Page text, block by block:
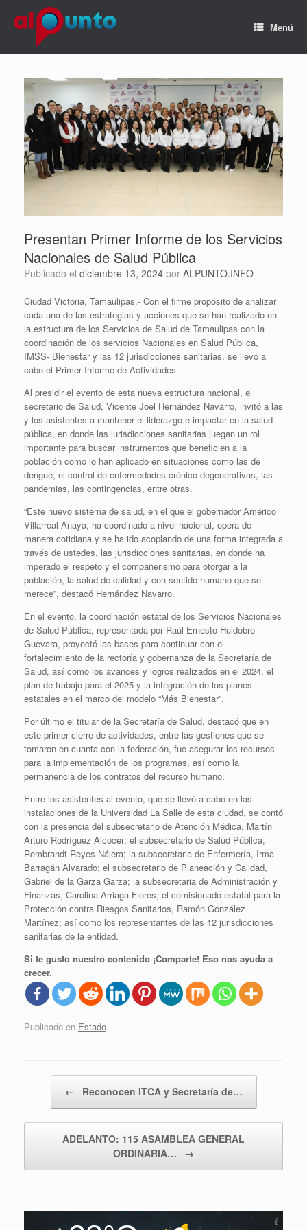
Menú
Presentan Primer Informe de los Servicios
Nacionales de Salud Pública
Publicado el diciembre 13, 2024 por ALPUNTO.INFO
Ciudad Victoria, Tamaulipas.- Con el firme propósito de analizar
cada una de las estrategias y acciones que se han realizado en
la estructura de los Servicios de Salud de Tamaulipas con la
coordinación de los servicios Nacionales en Salud Pública,
IMSS- Bienestar y las 12 jurisdicciones sanitarias, se llevó a
cabo el Primer Informe de Actividades.
Al presidir el evento de esta nueva estructura nacional, el
secretario de Salud, Vicente Joel Hernández Navarro, invitó a las
y los asistentes a mantener el liderazgo e impactar en la salud
pública, en donde las jurisdicciones sanitarias juegan un rol
importante para buscar instrumentos que beneficien a la
población como lo han aplicado en situaciones como las de
dengue, el control de enfermedades crónico degenerativas, las
pandemias, las contingencias, entre otras.
“Este nuevo sistema de salud, en el que el gobernador Américo
Villarreal Anaya, ha coordinado a nivel nacional, opera de
manera cotidiana y se ha ido acoplando de una forma integrada a
través de ustedes, las jurisdicciones sanitarias, en donde ha
imperado el respeto y el compañerismo para otorgar a la
población, la salud de calidad y con sentido humano que se
merece”, destacó Hernández Navarro.
En el evento, la coordinación estatal de los Servicios Nacionales
de Salud Pública, representada por Raúl Ernesto Huidobro
Guevara, proyectó las bases para continuar con el
fortalecimiento de la rectoría y gobernanza de la Secretaría de
Salud, así como los avances y logros realizados en el 2024, el
plan de trabajo para el 2025 y la integración de los planes
estatales en el marco del modelo “Más Bienestar”.
Por último el titular de la Secretaría de Salud, destacó que en
este primer cierre de actividades, entre las gestiones que se
tomaron en cuanta con la federación, fue asegurar los recursos
para la implementación de los programas, así como la
permanencia de los contratos del recurso humano.
Entre los asistentes al evento, que se llevó a cabo en las
instalaciones de la Universidad La Salle de esta ciudad, se contó
con la presencia del subsecretario de Atención Médica, Martín
Arturo Rodríguez Alcocer; el subsecretario de Salud Pública,
Rembrandt Reyes Nájera; la subsecretaria de Enfermería, Irma
Barragán Alvarado; el subsecretario de Planeación y Calidad,
Gabriel de la Garza Garza; la subsecretaria de Administración y
Finanzas, Carolina Arriaga Flores; el comisionado estatal para la
Protección contra Riesgos Sanitarios, Ramón González
Martínez; así como los representantes de las 12 jurisdicciones
sanitarias de la entidad.
Si te gusto nuestro contenido ¡Comparte! Eso nos ayuda a
crecer.
Publicado en Estado.
← Reconocen ITCA y Secretaría de…
ADELANTO: 115 ASAMBLEA GENERAL
ORDINARIA…
→